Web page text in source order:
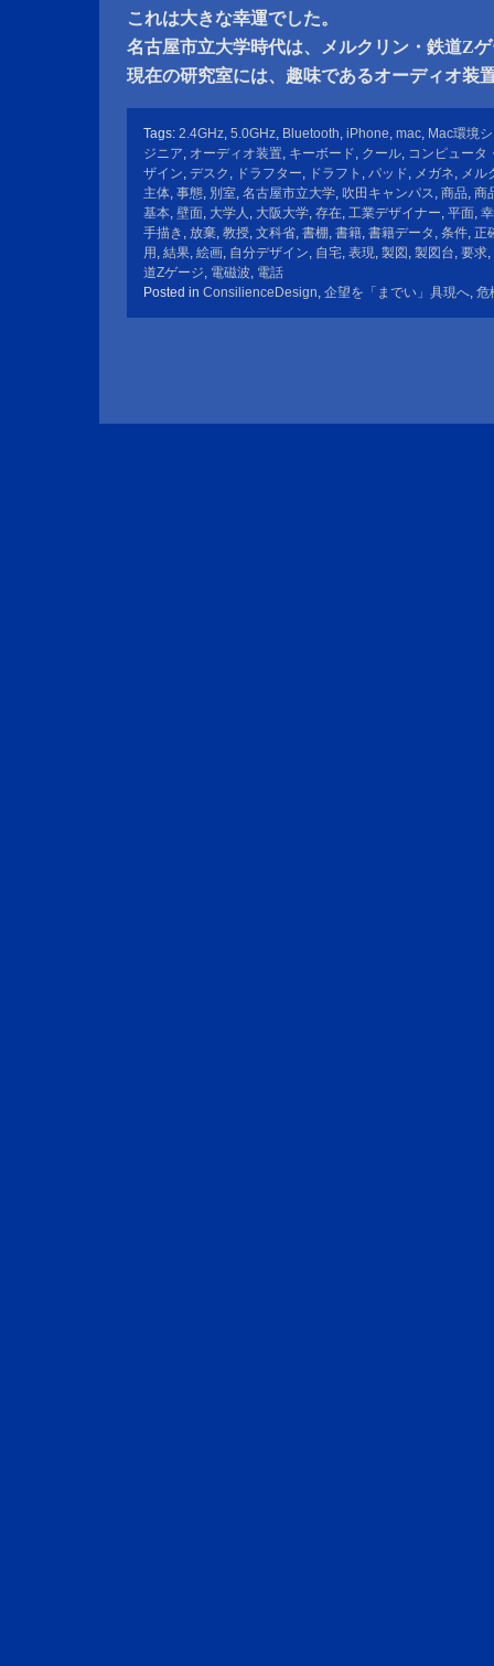
これは大きな幸運でした。
名古屋市立大学時代は、メルクリン・鉄道Z
現在の研究室には、趣味であるオーディオ装
Tags: 2.4GHz, 5.0GHz, Bluetooth, iPhone, mac, Mac環境
ジニア, オーディオ装置, キーボード, クール, コンピュータ
ザイン, デスク , ドラフター, ドラフト , パッド, メガネ, メル
主体, 事態, 別室, 名古屋市立大学, 吹田キャンパス, 商品, 商
基本, 壁面, 大学人 , 大阪大学, 存在, 工業デザイナー, 平面,
手描き , 放棄, 教授, 文科省, 書棚, 書籍, 書籍データ , 条件, 正
用 , 結果, 絵画, 自分デザイン, 自宅, 表現, 製図 , 製図台, 要求,
道Zゲージ, 電磁波, 電話
Posted in ConsilienceDesign, 企望を「までい」具現へ, 危